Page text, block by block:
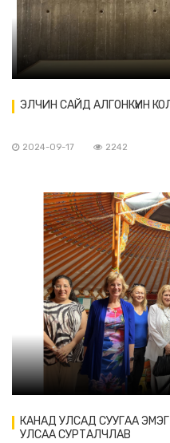
ЭЛЧИН САЙД АЛГОНКҮИН
2024-09-17 2242
КАНАД УЛСАД СУУГАА
УЛСАА СУРТАЛЧЛАВ